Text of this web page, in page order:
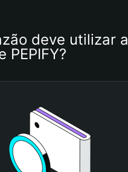
deve utilizar a
PEPIFY?